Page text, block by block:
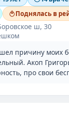
Поднялась в
ш, 30
причину моих
Акоп
про свои